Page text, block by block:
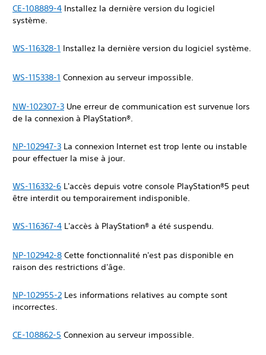
CE-108889-4 Installez la dernière version du logiciel
système.
WS-116328-1 Installez la dernière version du logiciel système.
WS-115338-1 Connexion au serveur impossible.
NW-102307-3 Une erreur de communication est survenue lors
de la connexion à PlayStation®.
NP-102947-3 La connexion Internet est trop lente ou instable
pour effectuer la mise à jour.
WS-116332-6 L'accès depuis votre console PlayStation®5 peut
être interdit ou temporairement indisponible.
WS-116367-4 L'accès à PlayStation® a été suspendu.
NP-102942-8 Cette fonctionnalité n'est pas disponible en
raison des restrictions d'âge.
NP-102955-2 Les informations relatives au compte sont
incorrectes.
CE-108862-5 Connexion au serveur impossible.